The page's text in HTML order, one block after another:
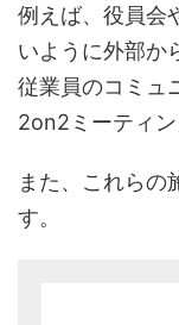
例えば、役員会
いように外部か
従業員のコミュ
2on2ミーティン
また、これらの
す。